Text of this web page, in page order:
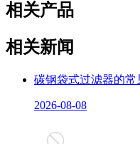
相关产品
相关新闻
碳钢袋式过滤器的
2026-08-08